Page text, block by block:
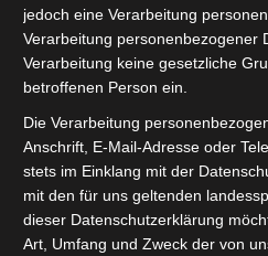
mit.
jedoch eine Verarbeitung
Verarbeitung personenbezogener
Verarbeitung keine gesetzliche
betroffenen Person ein.
Die Verarbeitung
Anschrift, E-Mail-Adresse oder
stets im Einklang mit der
mit den für uns geltenden
dieser Datenschutzerklärung
Art, Umfang und Zweck der von